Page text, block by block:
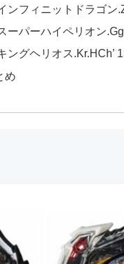
ンフィニットドラゴ
ーパーハイペリオン
ングヘリオス.Kr.HCh’
め